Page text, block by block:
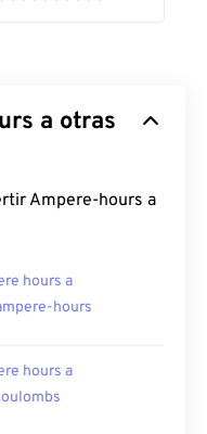
a otras
Ampere-hours a
hours a
hours
hours a